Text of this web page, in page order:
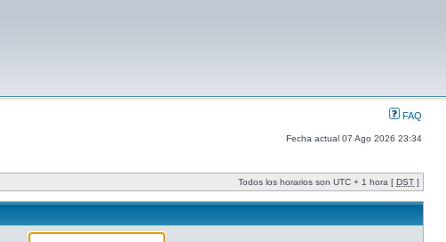
FAQ
Fecha actual 07 Ago 2026 23:34
Todos los horarios son UTC + 1 hora [ DST ]